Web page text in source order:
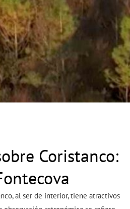
Coristanco:
al ser de interior, tiene atractivos